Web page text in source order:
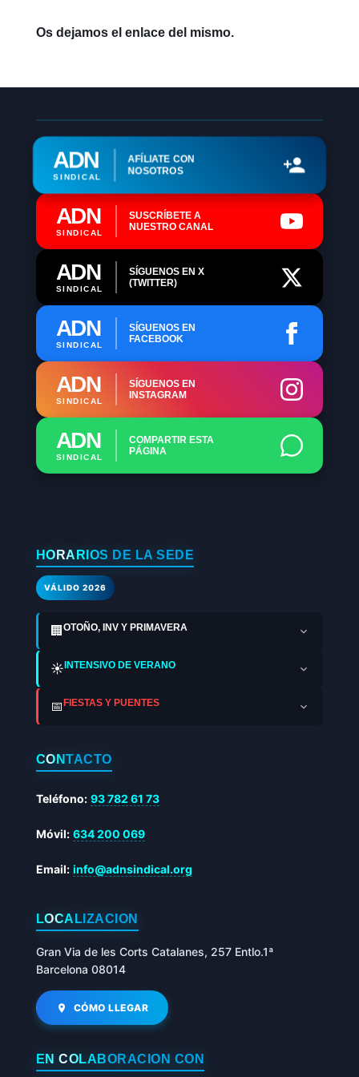
Os dejamos el enlace del mismo.
ADN
SINDICAL
AFÍLIATE CON
NOSOTROS
ADN
SINDICAL
SUSCRÍBETE A
NUESTRO CANAL
ADN
SINDICAL
SÍGUENOS EN X
(TWITTER)
ADN
SINDICAL
SÍGUENOS EN
FACEBOOK
ADN
SINDICAL
SÍGUENOS EN
INSTAGRAM
ADN
SINDICAL
COMPARTIR ESTA
PÁGINA
HORARIOS DE LA SEDE
VÁLIDO 2026
🏢 OTOÑO, INV Y PRIMAVERA
☀️INTENSIVO DE VERANO
📅FIESTAS Y PUENTES
CONTACTO
Teléfono: 93 782 61 73
Móvil: 634 200 069
Email: info@adnsindical.org
LOCALIZACIÓN
Gran Via de les Corts Catalanes, 257 Entlo.1ª
Barcelona 08014
CÓMO LLEGAR
EN COLABORACIÓN CON